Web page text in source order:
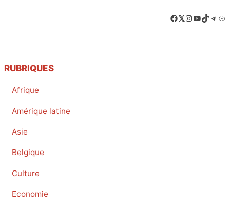
Facebook
LinkedIn
Instagram
YouTube
TikTok
RUBRIQUES
Afrique
Amérique latine
Asie
Belgique
Culture
Economie